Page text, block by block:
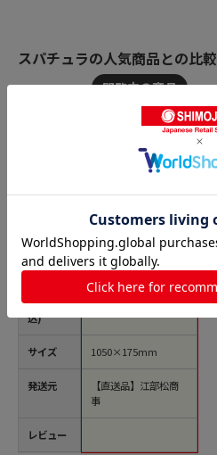
スパチュラの人気商品との比較
商品名
価格(税
込)
サイズ
発送元
レビュー
EBM 宮島（ブナ
材）105cm 1個（ご
注文単位1個）【直送
品】
￥4,383
1050×175mm
【直送品】江部松商
事